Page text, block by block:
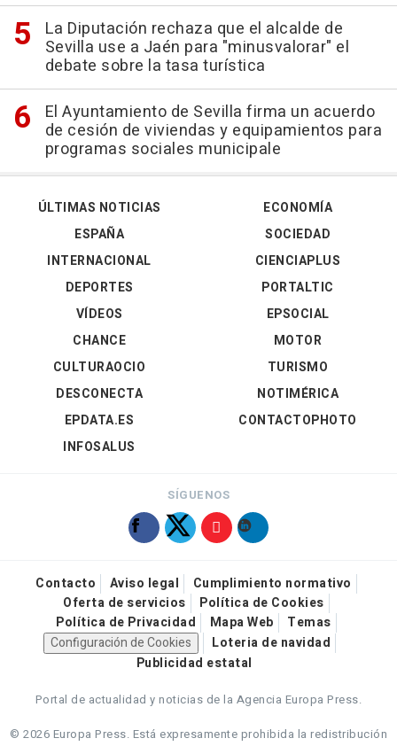
La Diputación rechaza que el alcalde de
Sevilla use a Jaén para "minusvalorar" el
debate sobre la tasa turística
El Ayuntamiento de Sevilla firma un acuerdo
de cesión de viviendas y equipamientos para
programas sociales municipale
ÚLTIMAS NOTICIAS
ESPAÑA
INTERNACIONAL
DEPORTES
VÍDEOS
ECONOMÍA
SOCIEDAD
CIENCIAPLUS
PORTALTIC
EPSOCIAL
CHANCE
CULTURAOCIO
DESCONECTA
EPDATA.ES
INFOSALUS
MOTOR
TURISMO
NOTIMÉRICA
CONTACTOPHOTO
SÍGUENOS
Contacto Aviso legal
Cumplimiento normativo
Oferta de servicios
Política de Cookies
Política de Privacidad
Mapa Web
Temas
Configuración de Cookies
Loteria de navidad
Publicidad estatal
Portal de actualidad y noticias de la Agencia Europa Press.
© 2026 Europa Press. Está expresamente prohibida la redistribución